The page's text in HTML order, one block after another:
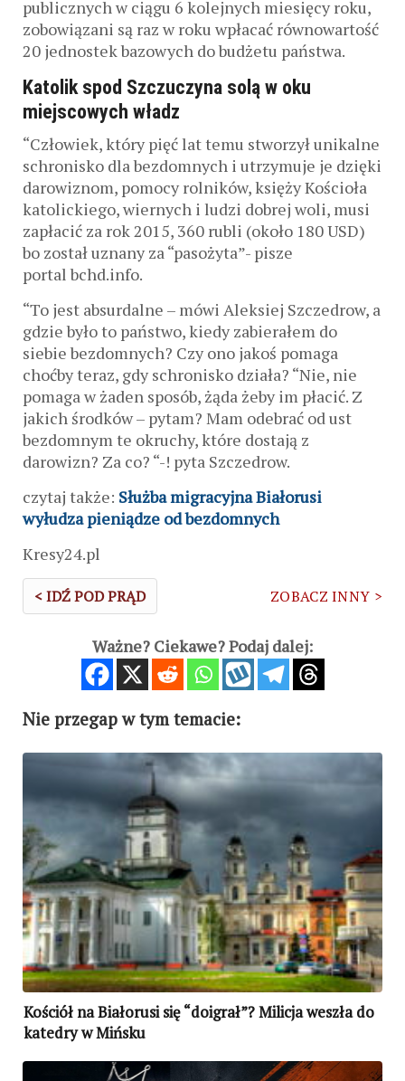
publicznych w ciągu 6 kolejnych miesięcy roku,
zobowiązani są raz w roku wpłacać równowartość
20 jednostek bazowych do budżetu państwa.
Katolik spod Szczuczyna solą w oku
miejscowych władz
“Człowiek, który pięć lat temu stworzył unikalne
schronisko dla bezdomnych i utrzymuje je dzięki
darowiznom, pomocy rolników, księży Kościoła
katolickiego, wiernych i ludzi dobrej woli, musi
zapłacić za rok 2015, 360 rubli (około 180 USD)
bo został uznany za “pasożyta”- pisze
portal bchd.info.
“To jest absurdalne – mówi Aleksiej Szczedrow, a
gdzie było to państwo, kiedy zabierałem do
siebie bezdomnych? Czy ono jakoś pomaga
choćby teraz, gdy schronisko działa? “Nie, nie
pomaga w żaden sposób, żąda żeby im płacić. Z
jakich środków – pytam? Mam odebrać od ust
bezdomnym te okruchy, które dostają z
darowizn? Za co? “-! pyta Szczedrow.
czytaj także: Służba migracyjna Białorusi
wyłudza pieniądze od bezdomnych
Kresy24.pl
< IDŹ POD PRĄD ZOBACZ INNY >
Ważne? Ciekawe? Podaj dalej:
Nie przegap w tym temacie:
Kościół na Białorusi się “doigrał”? Milicja weszła do
katedry w Mińsku